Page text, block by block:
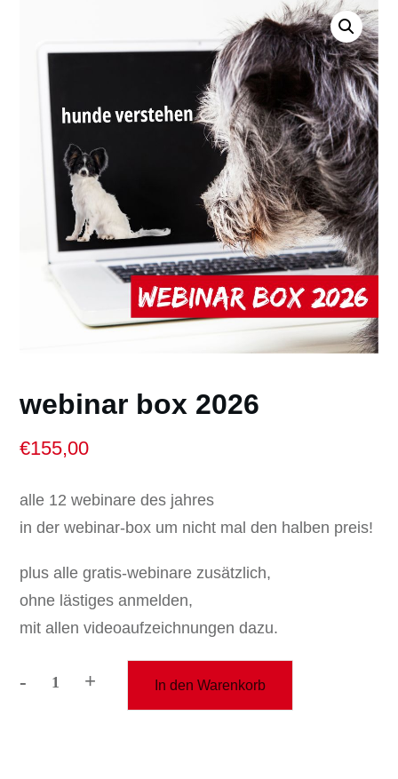
webinar box 2026
€155,00
alle 12 webinare des jahres
in der webinar-box um nicht mal den halben preis!
plus alle gratis-webinare zusätzlich,
ohne lästiges anmelden,
mit allen videoaufzeichnungen dazu.
-webinar
+ In den Warenkorb